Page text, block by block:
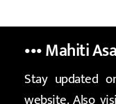
••• Mahiti
Stay updated